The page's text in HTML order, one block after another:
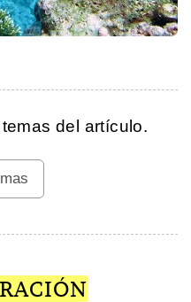
del artículo.